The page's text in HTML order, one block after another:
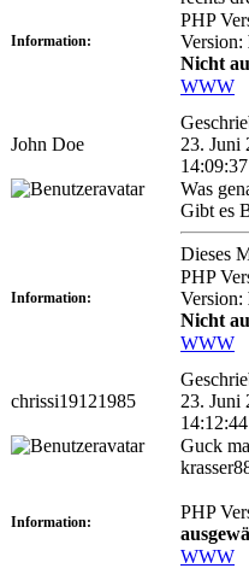
Information:
PHP
Version:
Nicht
WWW
John Doe
23. Juni
14:09:37
Was
Gibt es
Dieses
Information:
PHP
Version:
Nicht
WWW
chrissi19121985
23. Juni
14:12:44
Guck
Information: PHP
WWW